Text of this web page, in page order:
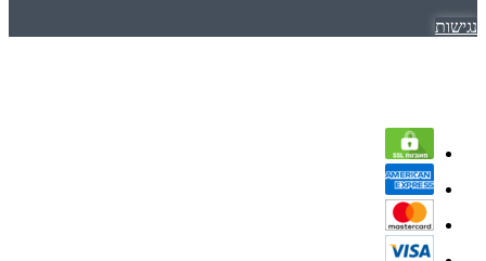
נגישות